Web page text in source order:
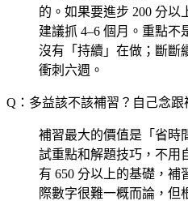
的。如果要進步 200 分以
建議抓 4–6 個月。重點不
沒有「持續」在做；斷斷
衝刺六週。
Q：多益該不該補習？自己念跟
補習最大的價值是「省時
試重點和解題技巧，不用
有 650 分以上的基礎，
際數字很難一概而論，但